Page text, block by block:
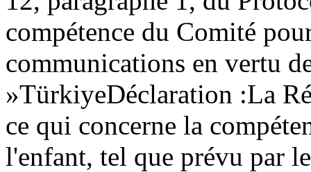
compétence du Comité
communications en vertu
»TürkiyeDéclaration :La
ce qui concerne la
l'enfant, tel que prévu par